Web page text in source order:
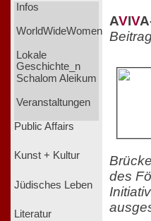
Infos
WorldWideWomen
Lokale
Geschichte_n
Schalom Aleikum
Veranstaltungen
Public Affairs
Kunst + Kultur
Jüdisches Leben
Literatur
AVIV
des